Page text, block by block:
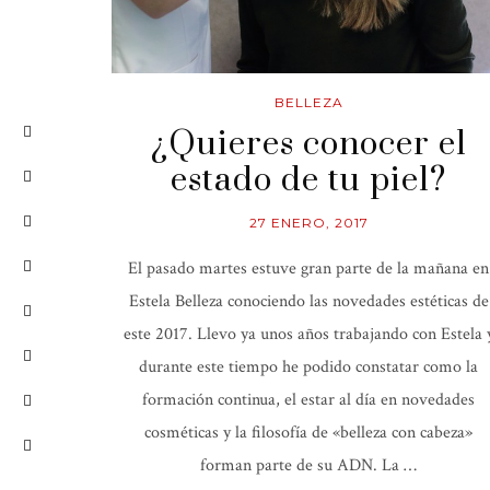
BELLEZA
¿Quieres conocer el
estado de tu piel?
27 ENERO, 2017
El pasado martes estuve gran parte de la mañana en
Estela Belleza conociendo las novedades estéticas de
este 2017. Llevo ya unos años trabajando con Estela
durante este tiempo he podido constatar como la
formación continua, el estar al día en novedades
cosméticas y la filosofía de «belleza con cabeza»
forman parte de su ADN. La …